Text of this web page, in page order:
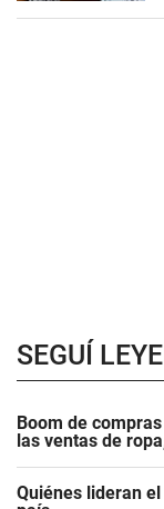
SEGUÍ
Boom de
las ventas de
Quiénes lideran